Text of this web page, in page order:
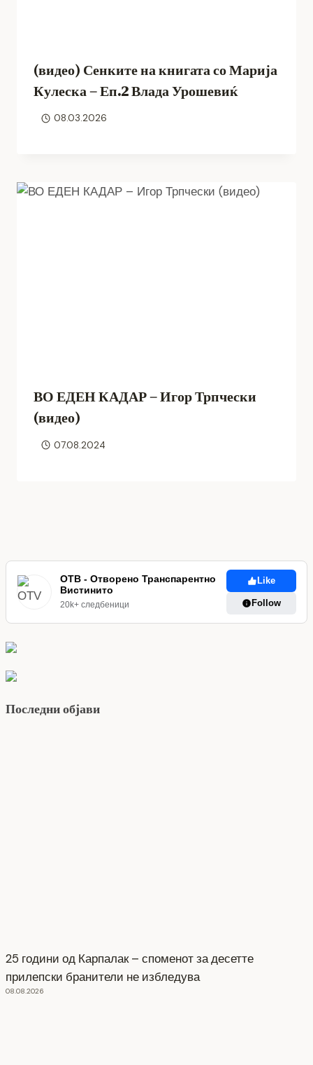
(видео) Сенките на книгата со Марија
Кулеска – Еп.2 Влада Урошевиќ
08.03.2026
ВО ЕДЕН КАДАР – Игор Трпчески
(видео)
07.08.2024
ОТВ - Отворено Транспарентно
Вистинито
20k+ следбеници
Like
Follow
Последни објави
25 години од Карпалак – споменот за десетте
прилепски бранители не избледува
08.08.2026